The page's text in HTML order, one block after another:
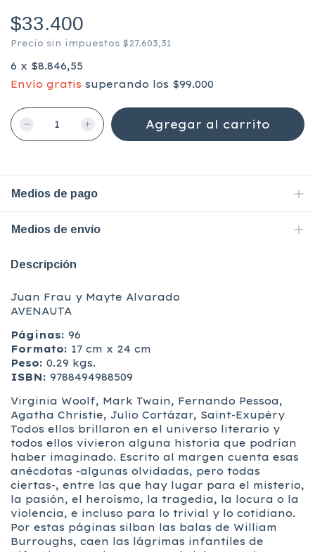
$33.400
Precio sin impuestos $27.603,31
6 x $8.846,55
Envío gratis superando los $99.000
Medios de pago
Medios de envío
Descripción
Juan Frau y Mayte Alvarado
AVENAUTA
Páginas: 96
Formato: 17 cm x 24 cm
Peso: 0.29 kgs.
ISBN: 9788494988509
Virginia Woolf, Mark Twain, Fernando Pessoa,
Agatha Christie, Julio Cortázar, Saint-Exupéry
Todos ellos brillaron en el universo literario y
todos ellos vivieron alguna historia que podrían
haber imaginado. Escrito al margen cuenta esas
anécdotas -algunas olvidadas, pero todas
ciertas-, entre las que hay lugar para el misterio,
la pasión, el heroísmo, la tragedia, la locura o la
violencia, e incluso para lo trivial y lo cotidiano.
Por estas páginas silban las balas de William
Burroughs, caen las lágrimas infantiles de